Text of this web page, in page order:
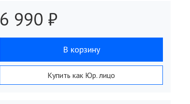
6 990 ₽
В корзину
Купить как Юр. лицо